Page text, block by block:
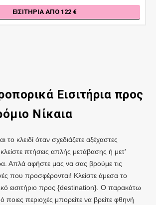
ΕΙΣΙΤΉΡΙΑ ΑΠΌ 122
Εισιτήρια προς
Νίκαια
το κλειδί όταν σχεδιάζετε αξέχαστες
πτήσεις απλής μετάβασης ή μετ'
Απλά αφήστε μας να σας βρούμε τις
που προσφέρονται! Κλείστε άμεσα το
εισιτήριο προς {destination}. Ο παρακάτω
ποιες περιοχές μπορείτε να βρείτε φθηνή